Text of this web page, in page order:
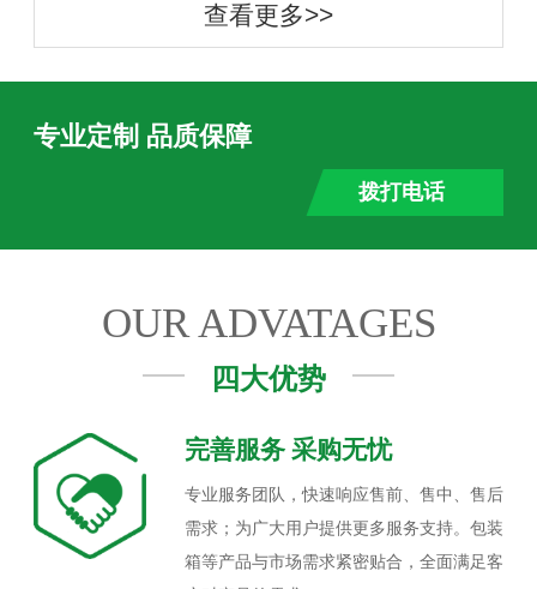
查看更多>>
专业定制 品质保障
拨打电话
OUR ADVATAGES
四大优势
完善服务 采购无忧
专业服务团队，快速响应售前、售中、售后
需求；为广大用户提供更多服务支持。包装
箱等产品与市场需求紧密贴合，全面满足客